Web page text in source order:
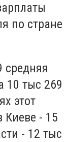
по стране
средняя
10 тыс 269
этот
Киеве - 15
- 12 тыс